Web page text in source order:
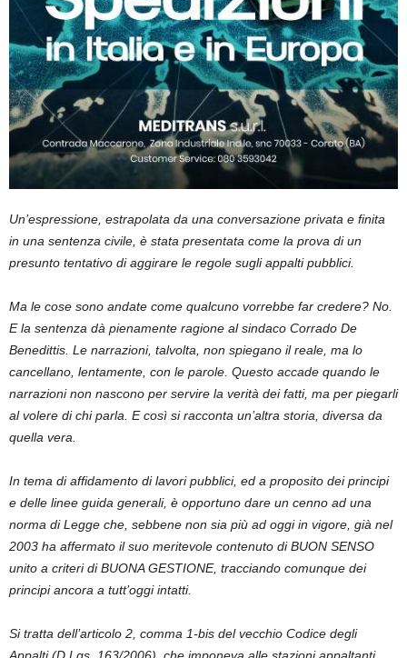
Un’espressione, estrapolata da una conversazione privata e finita
in una sentenza civile è stata presentata come la prova di un
presunto tentativo di aggirare le regole sugli appalti pubblici.
Ma le cose sono andate come qualcuno vorrebbe far credere? No
Ela sentenza dà pienamente ragione al sindaco Corrado De
Benedittis. Le narrazioni, talvolta, non spiegano il reale, ma lo
cancellano, lentamente, con le parole. Questo accade quando le
narrazioni non nascono per servire la verità dei fatti, ma per piegarli
al volere di chi parla. E così si racconta un’altra storia, diversa da
quella vera.
In tema di affidamento di lavori pubblici, ed a proposito dei principi
e delle linee guida generali, è opportuno dare un cenno ad una
norma di Legge che, sebbene non sia più ad oggi in vigore, già nel
2003 ha affermato il suo meritevole contenuto di BUON SENSO
unito a criteri diBUONA GESTIONE, tracciando comunque dei
principi ancora a tutt’oggi intatti.
Si tratta dell’articolo 2, comma 1-bis del vecchio Codice degli